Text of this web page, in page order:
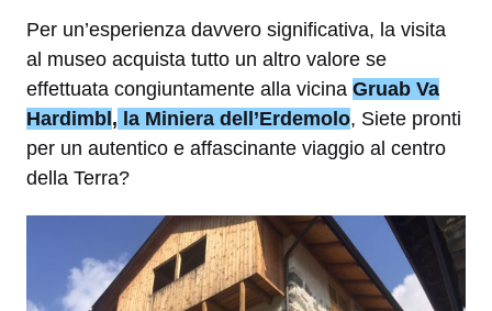
Per un’esperienza davvero significativa, la visita
al museo acquista tutto un altro valore se
effettuata congiuntamente alla vicina Gruab Va
Hardimbl, la Miniera dell’Erdemolo, Siete pronti
per un autentico e affascinante viaggio al centro
della Terra?